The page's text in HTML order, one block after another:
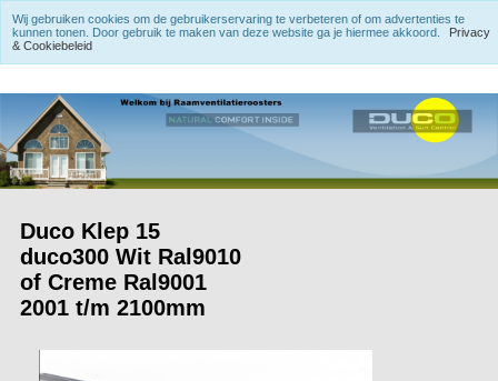
Duco Klep 15
duco300 Wit Ral9010
of Creme Ral9001
2001 t/m 2100mm
Wij gebruiken cookies om de gebruikerservaring te verbeteren of om advertenties te
kunnen tonen. Door gebruik te maken van deze website ga je hiermee akkoord.
Privacy
& Cookiebeleid